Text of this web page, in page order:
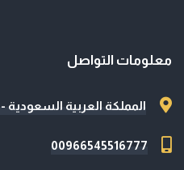
معلومات التواصل
المملكة العربية السعودية
00966545516777